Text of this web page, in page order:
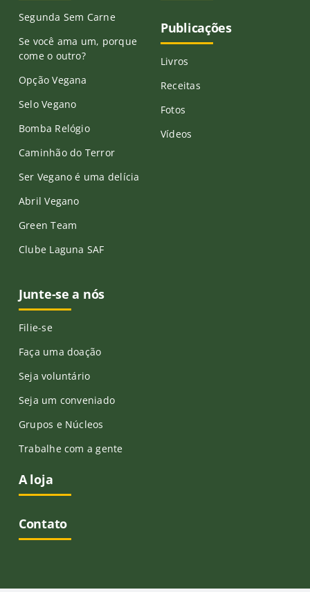
Segunda Sem Carne
Se você ama um, porque
come o outro?
Opção Vegana
Selo Vegano
Bomba Relógio
Caminhão do Terror
Ser Vegano é uma delícia
Abril Vegano
Green Team
Clube Laguna SAF
Publicações
Livros
Receitas
Fotos
Vídeos
Junte-se a nós
Filie-se
Faça uma doação
Seja voluntário
Seja um conveniado
Grupos e Núcleos
Trabalhe com a gente
A loja
Contato